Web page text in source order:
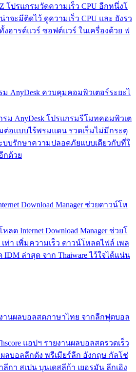
โปรแกรมวัดความเร็ว CPU อีกหนึ่งโ
จะมีติดไว้ ดูความเร็ว CPU และ ยังรว
งฮารด์แวร์ ซอฟต์แวร์ ในเครื่องด้วย ฟ
ม AnyDesk ควบคุมคอมพิวเตอร์ระยะไ
ม AnyDesk โปรแกรมรีโมทคอมพิวเต
ต่อแบบไร้พรมแดน รวดเร็มไม่มีกระตุ
บรักษาความปลอดภัยแบบเดียวกับที่ใ
กด้วย
Download Manager ช่วยดาวน์โห
ด Internet Download Manager ช่วยโ
ท่า เพิ่มความเร็ว ดาวน์โหลดไฟล์ เพล
ล่าสุด จาก Thaiware ไว้ใจได้แน่น
งานผลบอลสดภาษาไทย จากลีกฟุตบอล
แอปฯ รายงานผลบอลสดรวดเร็ว
ลบอลลีกดัง พรีเมียร์ลีก อังกฤษ กัลโช่
ลีกา สเปน บุนเดสลีก้า เยอรมัน ลีกเอิง